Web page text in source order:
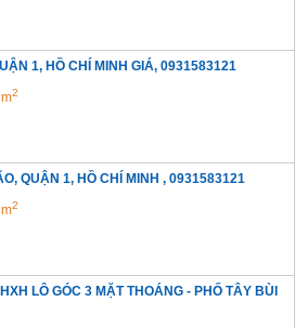
1, HỒ CHÍ MINH GIÁ, 0931583121
2
QUẬN 1, HỒ CHÍ MINH , 0931583121
2
LÔ GÓC 3 MẶT THOÁNG - PHỐ TÂY BÙI